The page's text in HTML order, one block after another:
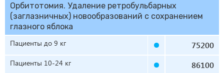
Орбитотомия. Удаление ретробульбарных
(заглазничных) новообразований с сохранением
глазного яблока
Пациенты до 9 кг
75200
Пациенты 10-24 кг 86100